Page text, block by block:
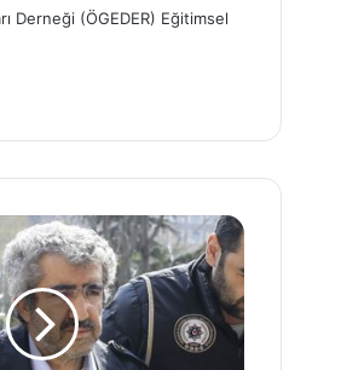
Derneği (ÖGEDER) Eğitimsel